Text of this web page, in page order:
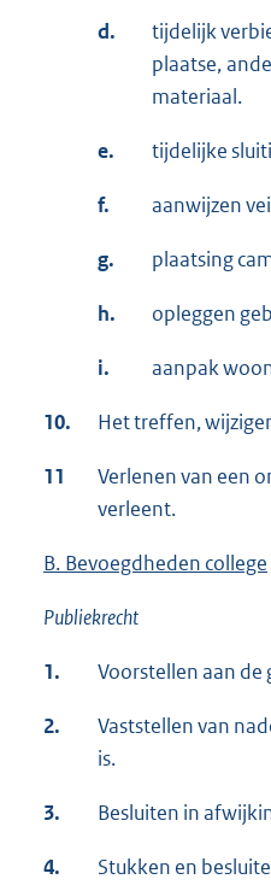
d.
tijdelijk
plaatse,
materiaal.
e. tijdelijke
f. aanwijzen
g. plaatsing
h. opleggen
i. aanpak
10. Het treffen,
11
Verlenen van een
verleent.
B. Bevoegdheden college
Publiekrecht
1. Voorstellen aan
2.
Vaststellen van
is.
3. Besluiten in
4.
Stukken en